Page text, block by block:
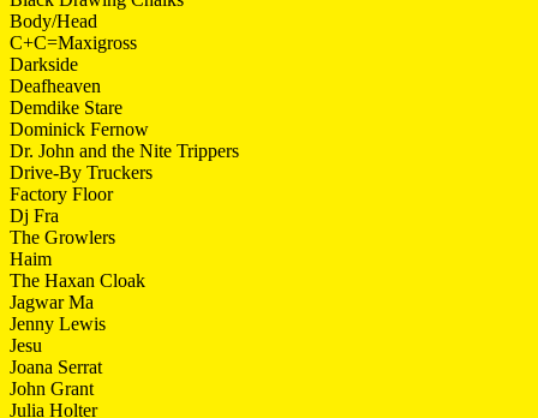
Body/Head
C+C=Maxigross
Darkside
Deafheaven
Demdike Stare
Dominick Fernow
Dr. John and the Nite Trippers
Drive-By Truckers
Factory Floor
Dj Fra
The Growlers
Haim
The Haxan Cloak
Jagwar Ma
Jenny Lewis
Jesu
Joana Serrat
John Grant
Julia Holter